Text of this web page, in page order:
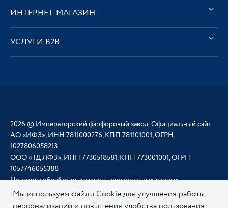
ИНТЕРНЕТ-МАГАЗИН
УСЛУГИ В2В
2026 © Императорский фарфоровый завод. Официальный сайт.
АО «ИФЗ», ИНН 7811000276, КПП 781101001, ОГРН
1027806058213
ООО «ТД ЛФЗ», ИНН 7730518581, КПП 773001001, ОГРН
1057746055388
Политика обработки и защиты персональных данных
Мы используем файлы Cookie для улучшения работы,